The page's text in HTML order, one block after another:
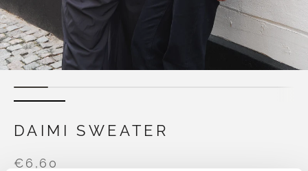
DAIMI SWEATER
€6,60